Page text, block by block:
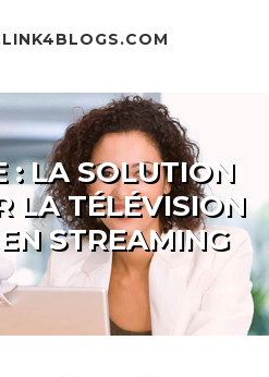
: LA SOLUTION
LA TÉLÉVISION
STREAMING